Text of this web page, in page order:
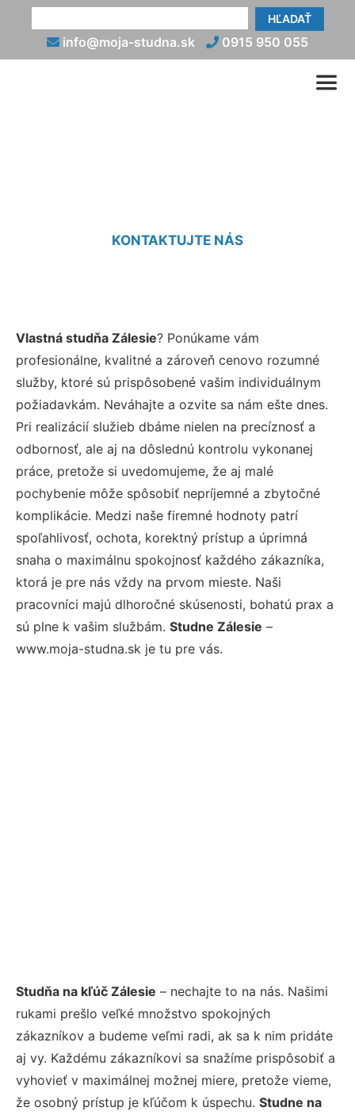
HĽADAŤ
info@moja-studna.sk 0915 950 055
KONTAKTUJTE NÁS
Vlastná studňa Zálesie? Ponúkame vám
profesionálne, kvalitné a zároveň cenovo rozumné
služby, ktoré sú prispôsobené vašim individuálnym
požiadavkám. Neváhajte a ozvite sa nám ešte dnes.
Pri realizácií služieb dbáme nielen na precíznosť a
odbornosť, ale aj na dôslednú kontrolu vykonanej
práce, pretože si uvedomujeme, že aj malé
pochybenie môže spôsobiť nepríjemné a zbytočné
komplikácie. Medzi naše firemné hodnoty patrí
spoľahlivosť, ochota, korektný prístup a úprimná
snaha o maximálnu spokojnosť každého zákazníka,
ktorá je pre nás vždy na prvom mieste. Naši
pracovníci majú dlhoročné skúsenosti, bohatú prax a
sú plne k vašim službám. Studne Zálesie –
www.moja-studna.sk je tu pre vás.
Studňa na kľúč Zálesie – nechajte to na nás. Našimi
rukami prešlo veľké množstvo spokojných
zákazníkov a budeme veľmi radi, ak sa k nim pridáte
aj vy. Každému zákazníkovi sa snažíme prispôsobiť a
vyhovieť v maximálnej možnej miere, pretože vieme,
že osobný prístup je kľúčom k úspechu. Studne na